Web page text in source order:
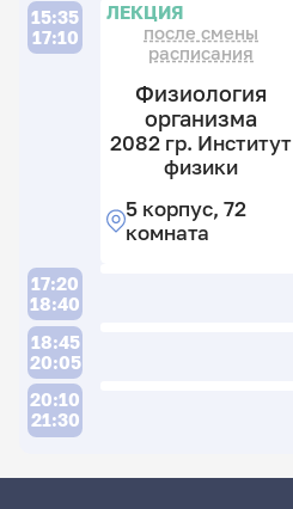
15:35
17:10
ЛЕКЦИЯ
после смены
расписания
Физиология
организма
2082 гр. Институт
физики
5 корпус, 72
комната
17:20
18:40
18:45
20:05
20:10
21:30